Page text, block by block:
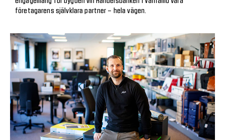
företagarens självklara partner – hela vägen.